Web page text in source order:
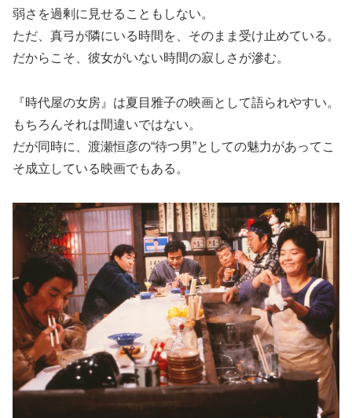
弱さを過剰に見せることもしない。
ただ、真弓が隣にいる時間を、そのまま受け止めている。
だからこそ、彼女がいない時間の寂しさが滲む。
『時代屋の女房』は夏目雅子の映画として語られやすい。
もちろんそれは間違いではない。
だが同時に、渡瀬恒彦の“待つ男”としての魅力があってこ
そ成立している映画でもある。